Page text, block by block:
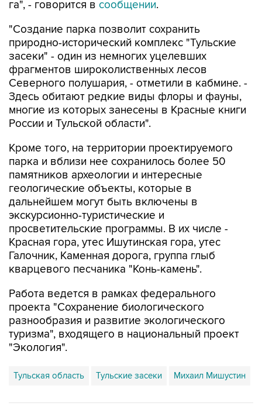
га", - говорится в сообщении.
"Создание парка позволит сохранить
природно-исторический комплекс "Тульские
засеки" - один из немногих уцелевших
фрагментов широколиственных лесов
Северного полушария, - отметили в кабмине. -
Здесь обитают редкие виды флоры и фауны,
многие из которых занесены в Красные книги
России и Тульской области".
Кроме того, на территории проектируемого
парка и вблизи нее сохранилось более 50
памятников археологии и интересные
геологические объекты, которые в
дальнейшем могут быть включены в
экскурсионно-туристические и
просветительские программы. В их числе -
Красная гора, утес Ишутинская гора, утес
Галочник, Каменная дорога, группа глыб
кварцевого песчаника "Конь-камень".
Работа ведется в рамках федерального
проекта "Сохранение биологического
разнообразия и развитие экологического
туризма", входящего в национальный проект
"Экология".
Тульская область Тульские засеки Михаил Мишустин